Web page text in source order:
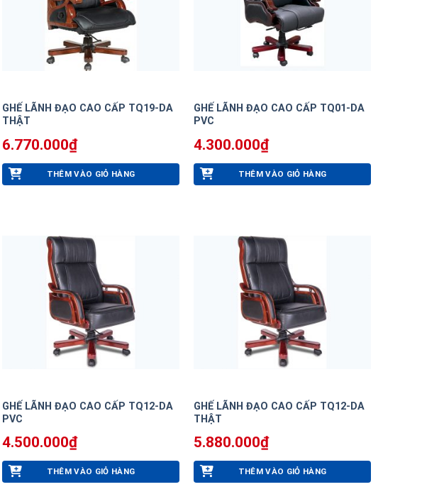
GHẾ LÃNH ĐẠO CAO CẤP TQ19-DA
THẬT
6.770.000₫
THÊM VÀO GIỎ HÀNG
GHẾ LÃNH ĐẠO CAO CẤP TQ01-DA
PVC
4.300.000₫
THÊM VÀO GIỎ HÀNG
GHẾ LÃNH ĐẠO CAO CẤP TQ12-DA
PVC
4.500.000₫
THÊM VÀO GIỎ HÀNG
GHẾ LÃNH ĐẠO CAO CẤP TQ12-DA
THẬT
5.880.000₫
THÊM VÀO GIỎ HÀNG